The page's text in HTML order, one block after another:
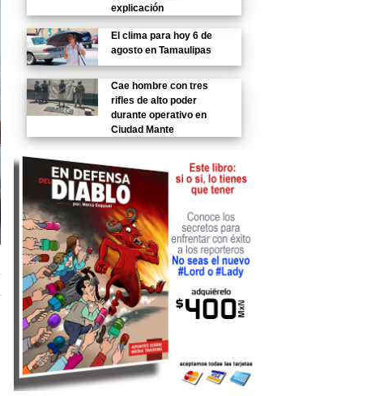
explicación
El clima para hoy 6 de
agosto en Tamaulipas
Cae hombre con tres
rifles de alto poder
durante operativo en
Ciudad Mante